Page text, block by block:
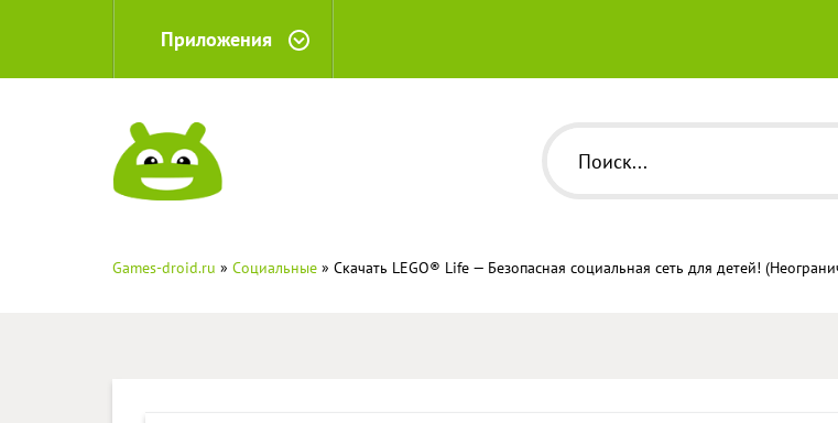
Приложения
Games-droid.ru » Социальные » Скачать LEGO® Life — Безопасная социальная сеть для детей!